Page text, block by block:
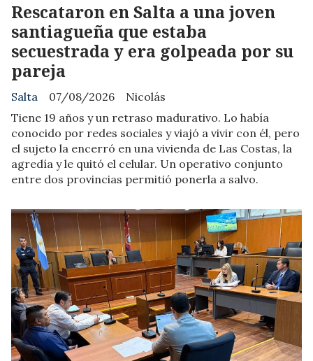
Rescataron en Salta a una joven
santiagueña que estaba
secuestrada y era golpeada por su
pareja
Nicolás
Salta
07/08/2026
Tiene 19 años y un retraso madurativo. Lo había
conocido por redes sociales y viajó a vivir con él, pero
el sujeto la encerró en una vivienda de Las Costas, la
agredía y le quitó el celular. Un operativo conjunto
entre dos provincias permitió ponerla a salvo.